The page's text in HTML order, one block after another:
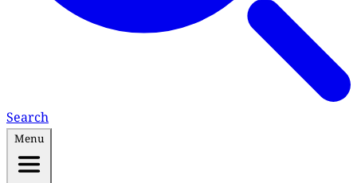
Search
Menu